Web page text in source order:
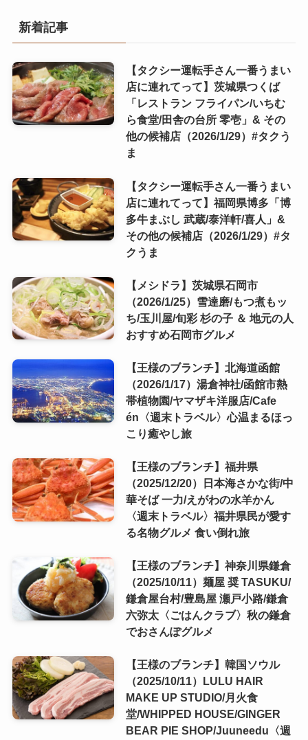
新着記事
【タクシー運転手さん一番うまい
店に連れてって】茨城県つくば
「レストラン フライパン/いちむ
ら食堂/田舎の台所 零壱」& その
他の候補店（2026/1/29）#タクう
ま
【タクシー運転手さん一番うまい
店に連れてって】福岡県博多「博
多牛まぶし 武蔵/泰洋軒/喜人」&
その他の候補店（2026/1/29）#タ
クうま
【メシドラ】茨城県石岡市
（2026/1/25）雪達磨/もつ煮もッ
ち/玉川屋/旬彩 杉の子 ＆ 地元の人
おすすめ石岡市グルメ
【王様のブランチ】北海道函館
（2026/1/17）湯倉神社/函館市熱
帯植物園/ヤマザキ洋服店/Cafe
én〈週末トラベル〉心温まるほっ
こり癒やし旅
【王様のブランチ】福井県
（2025/12/20）日本海さかな街/中
華そば 一力/えがわの水羊かん
〈週末トラベル〉福井県民が愛す
る名物グルメ 食い倒れ旅
【王様のブランチ】神奈川県鎌倉
（2025/10/11）麺屋 奨 TASUKU/
鎌倉屋台村/豊島屋 瀬戸小路/鎌倉
六弥太〈ごはんクラブ〉秋の鎌倉
でおさんぽグルメ
【王様のブランチ】韓国ソウル
（2025/10/11）LULU HAIR
MAKE UP STUDIO/月火食
堂/WHIPPED HOUSE/GINGER
BEAR PIE SHOP/Juuneedu〈週